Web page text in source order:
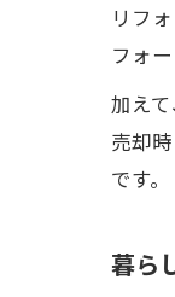
リフ
フォ
加え
売却
です。
暮ら